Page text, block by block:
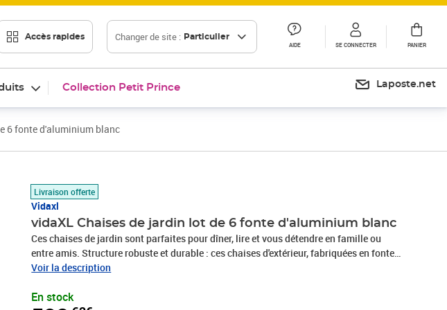
Accès rapides Changer de site : Particulier
AIDE SE CONNECTER PANIER
Collection Petit Prince Laposte.net
6 fonte d'aluminium blanc
Livraison offerte
Vidaxl
vidaXL Chaises de jardin lot de 6 fonte d'aluminium blanc
Ces chaises de jardin sont parfaites pour dîner, lire et vous détendre en famille ou
entre amis. Structure robuste et durable : ces chaises d'extérieur, fabriquées en fonte
d'aluminium, sont suffisamment robustes et durables pour assurer un service à long
pour une utilisation à l'extérieur tout au long de l'année.Expérience d'assise
Voir la description
En stock
Prix 590,62€